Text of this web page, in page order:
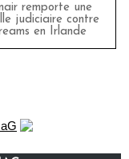
remporte une
judiciaire contre
en Irlande